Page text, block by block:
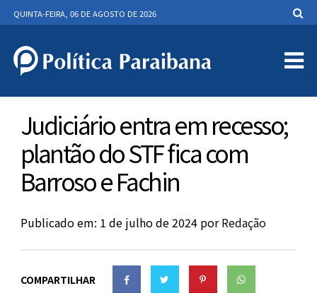
QUINTA-FEIRA, 06 DE AGOSTO DE 2026
Judiciário entra em recesso;
plantão do STF fica com
Barroso e Fachin
Publicado em: 1 de julho de 2024 porRedação
COMPARTILHAR